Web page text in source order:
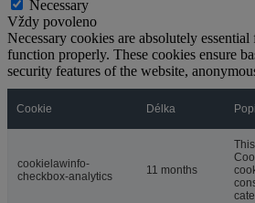
Necessary
Vždy povoleno
Necessary cookies are absolutely
function properly. These cookies ensure
security features of the website,
Cookie Délka
cookielawinfo-
checkbox-analytics
11 months